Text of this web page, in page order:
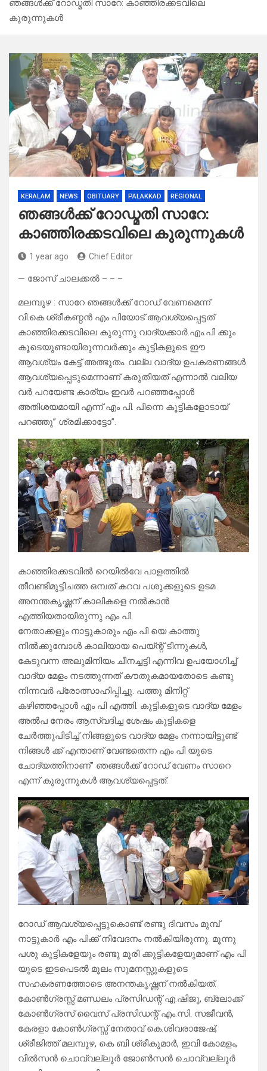
ഞങ്ങൾക്ക് റോഡ്മതി സാറേ: കാഞ്ഞിരക്കടവിലെ
കുരുന്നുകൾ
KERALAM NEWS OBITUARY PALAKKAD REGIONAL
ഞങ്ങൾക്ക് റോഡ്മതി സാറേ:
കാഞ്ഞിരക്കടവിലെ കുരുന്നുകൾ
1 year ago Chief Editor
— ജോസ് ചാലക്കൽ – – –
മലമ്പുഴ : സാറേ ഞങ്ങൾക്ക് റോഡ് വേണമെന്ന്
വി.കെ.ശ്രീകണ്ഠൻ എം പിയോട് ആവശ്യപ്പെട്ടത്
കാഞ്ഞിരക്കടവിലെ കുരുന്നു വാദ്യക്കാർ.എം.പി ക്കും
കൂടെയുണ്ടായിരുന്നവർക്കും കുട്ടികളുടെ ഈ
ആവശ്യം കേട്ട് അത്ഭുതം. വല്ല വാദ്യ ഉപകരണങ്ങൾ
ആവശ്യപ്പെടുമെന്നാണ് കരുതിയത് എന്നാൽ വലിയ
വർ പറയേണ്ട കാര്യം ഇവർ പറഞ്ഞപ്പോൾ
അതിശയമായി എന്ന് എം പി. പിന്നെ കൂട്ടികളോടായ്
പറഞ്ഞു” ശ്രമിക്കാട്ടോ”.
കാഞ്ഞിരക്കടവിൽ റെയിൽവേ പാളത്തിൽ
തീവണ്ടിമുട്ടിചത്ത ഒമ്പത് കറവ പശുക്കളുടെ ഉടമ
അനന്തകൃഷ്ണന് കാലികളെ നൽകാൻ
എത്തിയതായിരുന്നു എം പി.
നേതാക്കളും നാട്ടുകാരും എം പി യെ കാത്തു
നിൽക്കുമ്പോൾ കാലിയായ പെയ്ന്റ് ടിന്നുകൾ,
കേടുവന്ന അലുമിനിയം ചീനച്ചട്ടി എന്നിവ ഉപയോഗിച്ച്
വാദ്യ മേളം നടത്തുന്നത് കൗതുകമായതോടെ കണ്ടു
നിന്നവർ പ്രോത്സാഹിപ്പിച്ചു. പത്തു മിനിറ്റ്
കഴിഞ്ഞപ്പോൾ എം പി എത്തി. കുട്ടികളുടെ വാദ്യ മേളം
അൽപ നേരം ആസ്വദിച്ച ശേഷം കുട്ടികളെ
ചേർത്തുപിടിച്ച് നിങ്ങളുടെ വാദ്യ മേളം നന്നായിട്ടുണ്ട്
നിങ്ങൾ ക്ക് എന്താണ് വേണ്ടതെന്ന എം പി യുടെ
ചോദ്യത്തിനാണ്” ഞങ്ങൾക്ക് റോഡ് വേണം സാറെ
എന്ന് കുരുന്നുകൾ ആവശ്യപ്പെട്ടത്.
റോഡ് ആവശ്യപ്പെട്ടുകൊണ്ട് രണ്ടു ദിവസം മുമ്പ്
നാട്ടുകാർ എം പിക്ക് നിവേദനം നൽകിയിരുന്നു. മൂന്നു
പശു കുട്ടികളേയും രണ്ടു മൂരി ക്കുട്ടികളേയുമാണ് എം പി
യുടെ ഇടപെടൽ മൂലം സുമനസ്സുകളുടെ
സഹകരണത്തോടെ അനന്തകൃഷ്ണന് നൽകിയത്.
കോൺഗ്രസ്സ് മണ്ഡലം പ്രസിഡന്റ് എ.ഷിജു, ബ്ലോക്ക്
കോൺഗ്രസ് വൈസ് പ്രസിഡന്റ് എം.സി. സജീവൻ,
കേരളാ കോൺഗ്രസ്സ് നേതാവ് കെ.ശിവരാജേഷ്,
ശ്രീജിത്ത് മലമ്പുഴ, കെ ബി ശ്രീകുമാർ, ഇവി കോമളം,
വിൽസൻ ചൊവ്വല്ലൂർ ജോൺസൻ ചൊവ്വല്ലൂർ